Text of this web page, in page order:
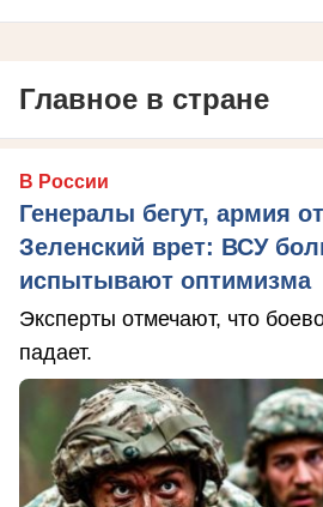
Главное в стране
В России
Генералы бегут, армия
Зеленский врет: ВСУ
испытывают оптимизма
Эксперты отмечают, что
падает.